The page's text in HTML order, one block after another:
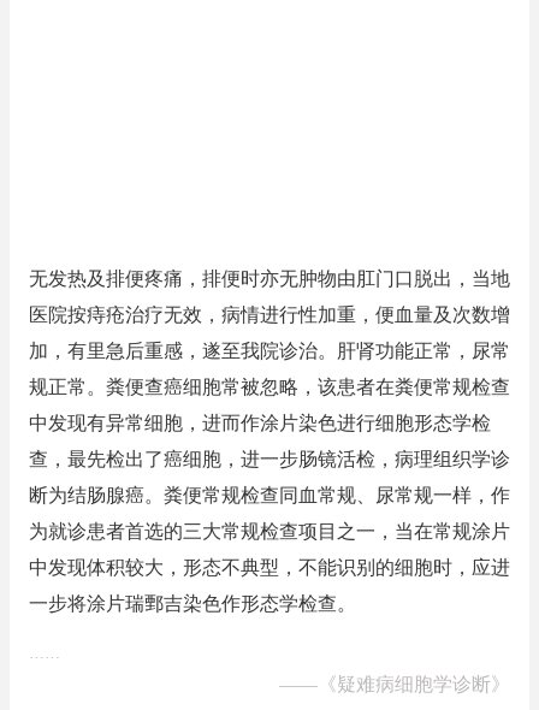
无发热及排便疼痛，排便时亦无肿物由肛门口脱出，当地
医院按痔疮治疗无效，病情进行性加重，便血量及次数增
加，有里急后重感，遂至我院诊治。肝肾功能正常，尿常
规正常。粪便查癌细胞常被忽略，该患者在粪便常规检查
中发现有异常细胞，进而作涂片染色进行细胞形态学检
查，最先检出了癌细胞，进一步肠镜活检，病理组织学诊
断为结肠腺癌。粪便常规检查同血常规、尿常规一样，作
为就诊患者首选的三大常规检查项目之一，当在常规涂片
中发现体积较大，形态不典型，不能识别的细胞时，应进
一步将涂片瑞鄄吉染色作形态学检查。
……
—— 《疑难病细胞学诊断》